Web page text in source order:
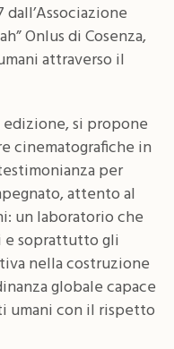
Onlus di Cosenza,
attraverso il
si propone
cinematografiche in
per
attento al
un laboratorio che
soprattutto gli
nella costruzione
globale capace
umani con il rispetto